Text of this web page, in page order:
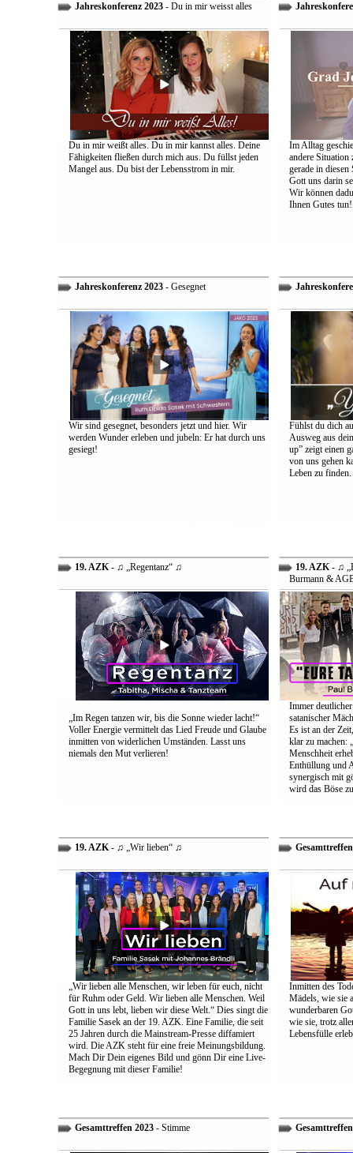
Jahreskonferenz 2023- Du in mir weisst alles
Du in mir weißt alles. Du in mir kannst alles. Deine
Fähigkeiten fließen durch mich aus. Du füllst jeden
Mangel aus. Du bist der Lebensstrom in mir.
Im Alltag
andere
gerade in
Gott uns darin
Wir können
Ihnen Gutes tun!
Jahreskonferenz 2023- Gesegnet
Wir sind gesegnet, besonders jetzt und hier. Wir
werden Wunder erleben und jubeln: Er hat durch uns
gesiegt!
Fühlst du dich
Ausweg aus
up” zeigt einen
von uns gehen
Leben zu finden.
19. AZK- ♫ „Regentanz“ ♫
„Im Regen tanzen wir, bis die Sonne wieder lacht!“
Voller Energie vermittelt das Lied Freude und Glaube
inmitten von widerlichen Umständen. Lasst uns
niemals den Mut verlieren!
19. AZK- ♫
Burmann &
Immer
satanischer
Es ist an der
klar zu machen:
Menschheit
Enthüllung und
synergisch mit
wird das Böse
19. AZK- ♫ „Wir lieben“ ♫
„Wir lieben alle Menschen, wir leben für euch, nicht
für Ruhm oder Geld. Wir lieben alle Menschen. Weil
Gott in uns lebt, lieben wir diese Welt.“ Dies singt die
Familie Sasek an der 19. AZK. Eine Familie, die seit
25 Jahren durch die Mainstream-Presse diffamiert
wird. Die AZK steht für eine freie Meinungsbildung.
Mach Dir Dein eigenes Bild und gönn Dir eine Live-
Begegnung mit dieser Familie!
Inmitten des
Mädels, wie sie
wunderbaren
wie sie, trotz
Lebensfülle
Gesamttreffen 2023- Stimme